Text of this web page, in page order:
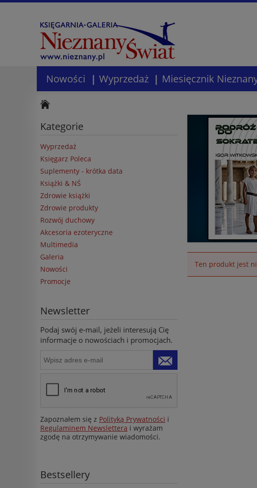
Nowości Wyprzedaż Miesięcznik
Kategorie
Wyprzedaż
Księgarz Poleca
Suplementy - krótka data
Książki & NŚ
Zdrowie książki
Zdrowie produkty
Rozwój duchowy
Akcesoria ezoteryczne
Multimedia
Galeria
Nowości
Promocje
Newsletter
Podaj swój e-mail, jeżeli interesują Cię
informacje o nowościach i promocjach.
Zapoznałem się z Polityką Prywatności i
Regulaminem Newslettera i wyrażam
zgodę na otrzymywanie wiadomości.
Bestsellery
Ten produkt jest